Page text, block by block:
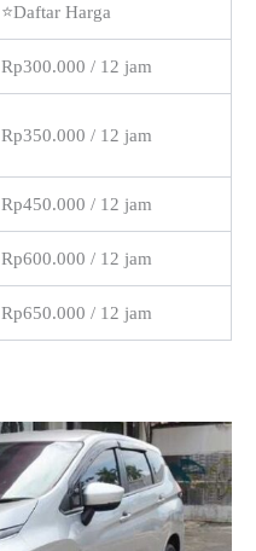
⭐Daftar Harga
Rp300.000 / 12 jam
Rp350.000 / 12 jam
Rp450.000 / 12 jam
Rp600.000 / 12 jam
Rp650.000 / 12 jam